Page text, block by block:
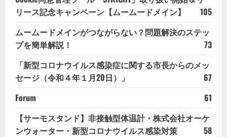
リース記念キャンペーン【ムームードメイン】
105
ムームードメインがつながらない？問題解決のステッ
プを簡単解説！
73
「新型コロナウイルス感染症に関する市長からのメッ
セージ（令和４年１月20日）」
67
Forum
61
【サーモスタンド】非接触型体温計・株式会社オーケ
ンウォーター・新型コロナウイルス感染対策
58